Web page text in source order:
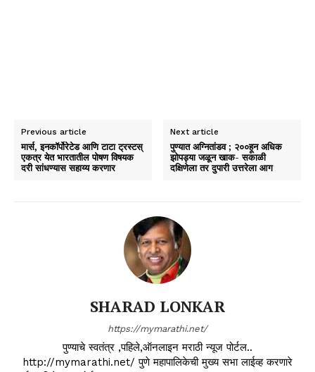
Previous article
मार्स, इनकॉर्पोरेटेड आणि टाटा ट्रस्टस्
एकत्र येत भारतातील पोषण विषयक
दरी सांधण्‍यास सहाय्य करणार
Next article
पुण्यात अग्नितांडव ; २००हून अधिक
झोपड्या जळून खाक- सकाळी
दक्षिणेला तर दुपारी उत्तरेला आग
SHARAD LONKAR
https://mymarathi.net/
पुण्याचे स्वतंत्र ,पहिले,ऑनलाइन मराठी न्यूज पोर्टल..
http://mymarathi.net/ पुणे महापालिकेची मुख्य सभा लाईव्ह करणारे